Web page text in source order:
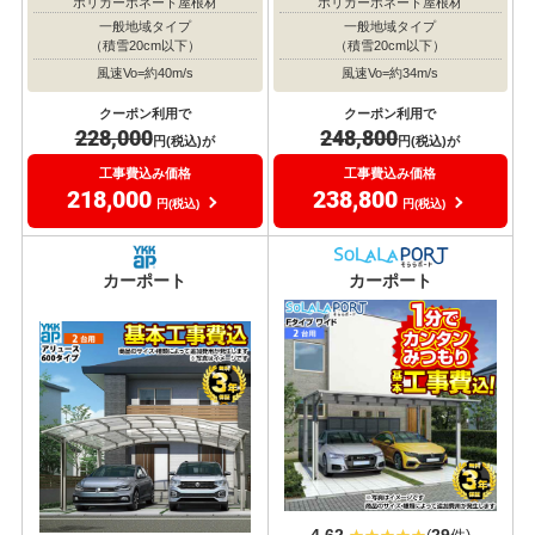
一般地域タイプ
（積雪20cm以下）
風速Vo=約40m/s
クーポン利用で
228,000円(税込)が
工事費込み価格
218,000 円(税込)
一般地域タイプ
（積雪20cm以下）
風速Vo=約34m/s
クーポン利用で
248,800円(税込)が
工事費込み価格
238,800 円(税込)
カーポート カーポート